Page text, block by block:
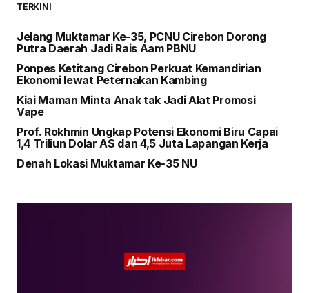
TERKINI
Jelang Muktamar Ke-35, PCNU Cirebon Dorong
Putra Daerah Jadi Rais Aam PBNU
Ponpes Ketitang Cirebon Perkuat Kemandirian
Ekonomi lewat Peternakan Kambing
Kiai Maman Minta Anak tak Jadi Alat Promosi
Vape
Prof. Rokhmin Ungkap Potensi Ekonomi Biru Capai
1,4 Triliun Dolar AS dan 4,5 Juta Lapangan Kerja
Denah Lokasi Muktamar Ke-35 NU